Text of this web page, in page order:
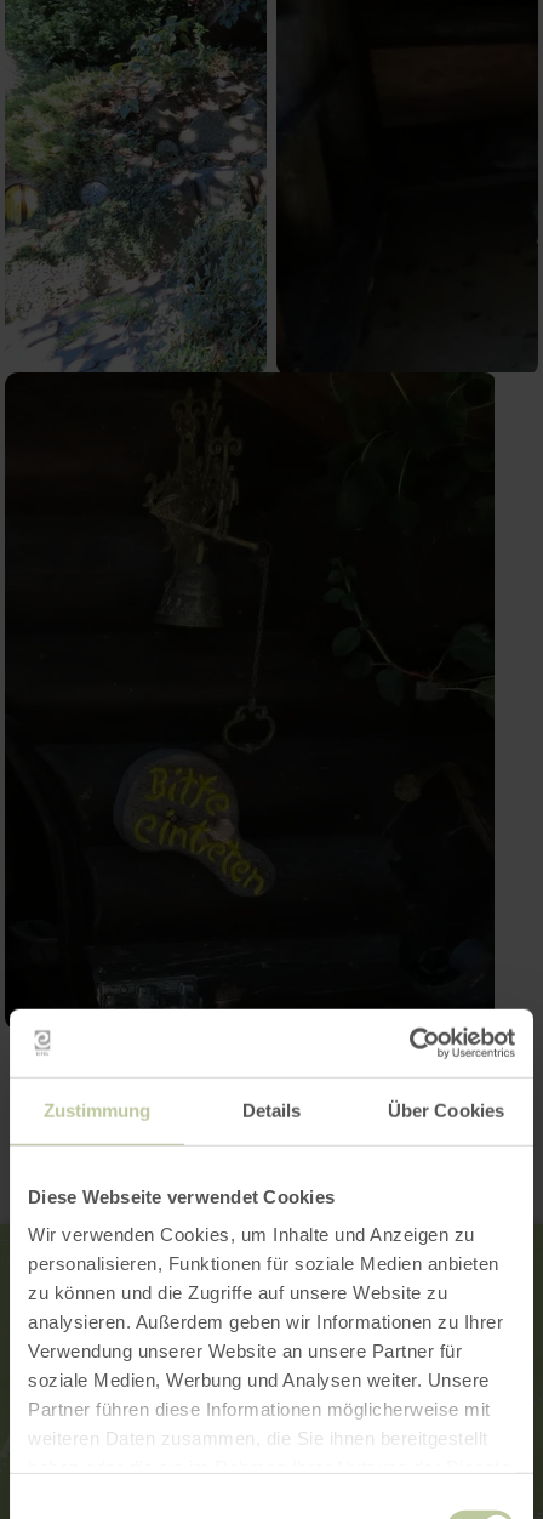
Zustimmung Details Über Cookies
Diese Webseite verwendet Cookies
Wir verwenden Cookies, um Inhalte und Anzeigen zu
personalisieren, Funktionen für soziale Medien anbieten
zu können und die Zugriffe auf unsere Website zu
analysieren. Außerdem geben wir Informationen zu Ihrer
Verwendung unserer Website an unsere Partner für
soziale Medien, Werbung und Analysen weiter. Unsere
Partner führen diese Informationen möglicherweise mit
weiteren Daten zusammen, die Sie ihnen bereitgestellt
Contact